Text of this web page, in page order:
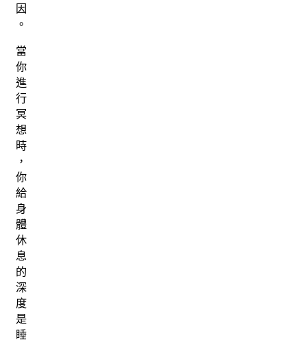
因
。
當
你
進
行
冥
想
時
，
你
給
身
體
休
息
的
深
度
是
睡